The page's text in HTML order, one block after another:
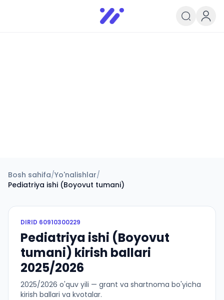
Infoedu
Ta&#039;lim xabarlari va
Bosh sahifa/Yo'nalishlar/
Pediatriya ishi (Boyovut tumani)
DIRID 60910300229
Pediatriya ishi (Boyovut
tumani) kirish ballari
2025/2026
2025/2026 o'quv yili — grant va shartnoma bo'yicha
kirish ballari va kvotalar.